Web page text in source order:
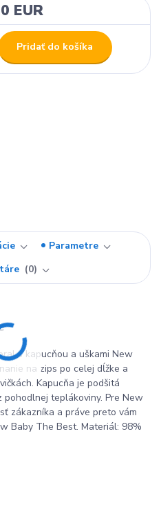
EUR
Pridať do košíka
Parametre
0
s kapucňou a uškami New
na zips po celej dĺžke a
Kapucňa je podšitá
teplákoviny. Pre New
zákazníka a práve preto vám
Baby The Best. Materiál: 98%